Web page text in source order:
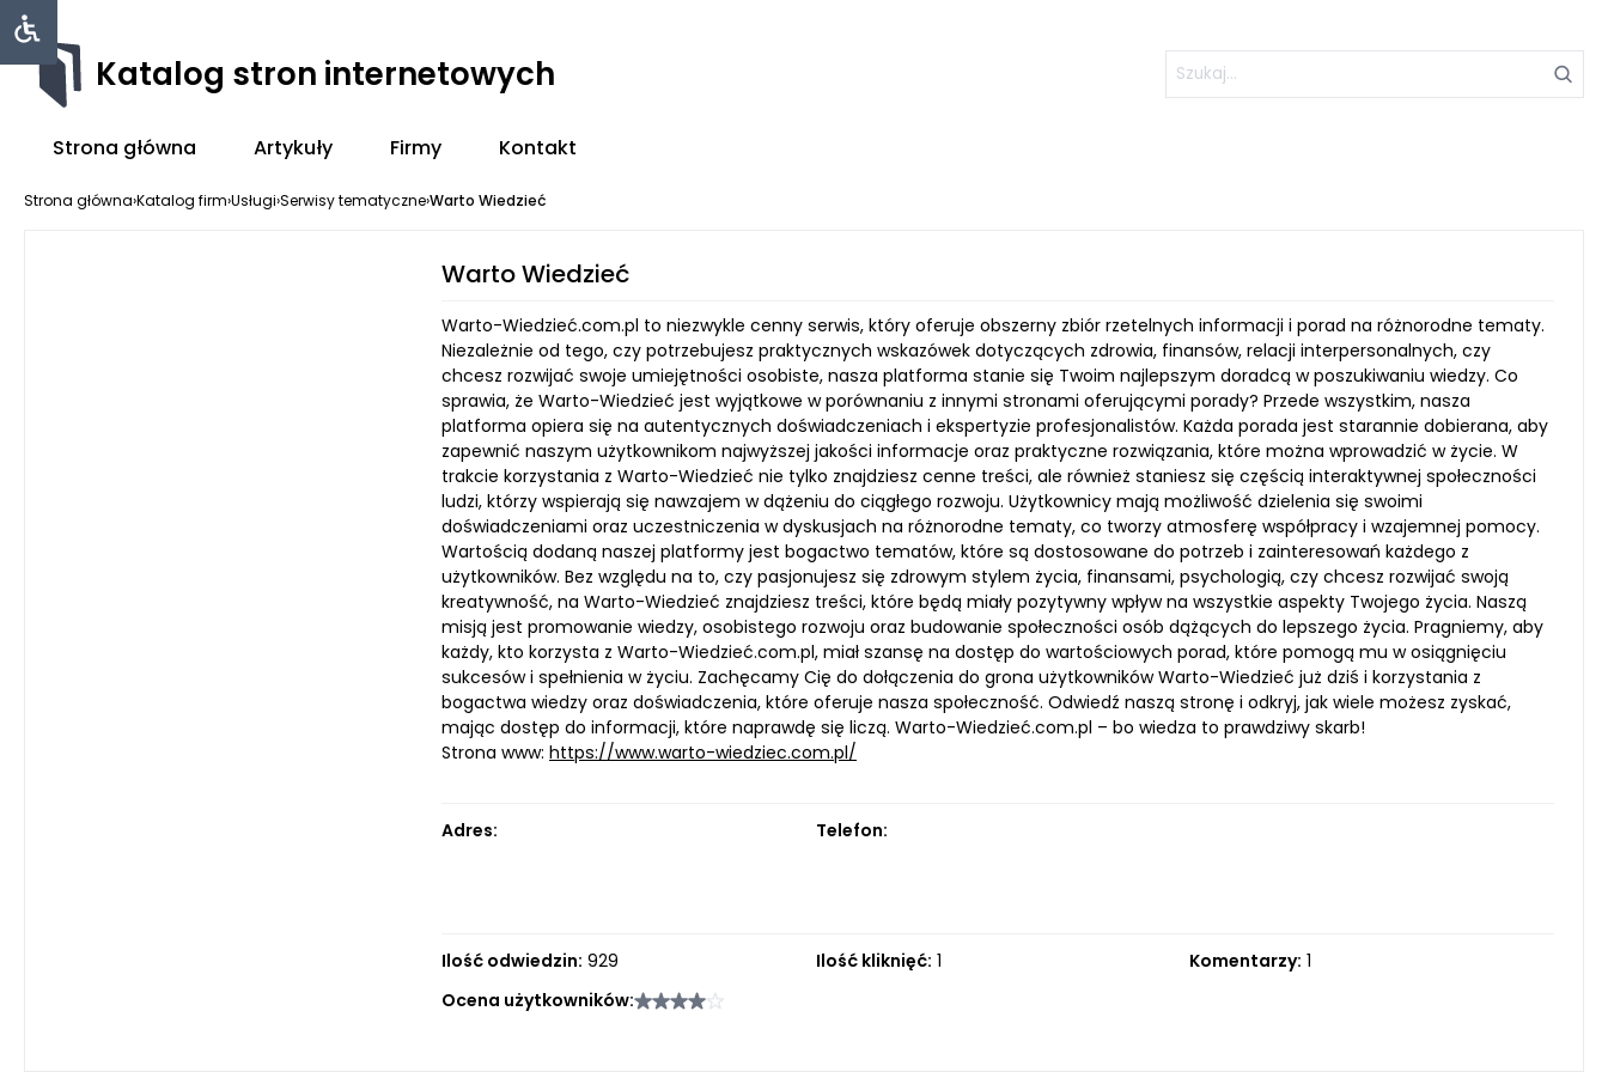
Katalog stron internetowych
Strona główna Artykuły Firmy Kontakt
Strona główna›Katalog firm›Usługi›Serwisy tematyczne›Warto Wiedzieć
Warto Wiedzieć
Warto-Wiedzieć.com.pl to niezwykle cenny serwis, który oferuje obszerny zbiór rzetelnych informacji i porad na różnorodne tematy.
Niezależnie od tego, czy potrzebujesz praktycznych wskazówek dotyczących zdrowia, finansów, relacji interpersonalnych, czy
chcesz rozwijać swoje umiejętności osobiste, nasza platforma stanie się Twoim najlepszym doradcą w poszukiwaniu wiedzy. Co
sprawia, że Warto-Wiedzieć jest wyjątkowe w porównaniu z innymi stronami oferującymi porady? Przede wszystkim, nasza
platforma opiera się na autentycznych doświadczeniach i ekspertyzie profesjonalistów. Każda porada jest starannie dobierana, aby
zapewnić naszym użytkownikom najwyższej jakości informacje oraz praktyczne rozwiązania, które można wprowadzić w życie. W
trakcie korzystania z Warto-Wiedzieć nie tylko znajdziesz cenne treści, ale również staniesz się częścią interaktywnej społeczności
ludzi, którzy wspierają się nawzajem w dążeniu do ciągłego rozwoju. Użytkownicy mają możliwość dzielenia się swoimi
doświadczeniami oraz uczestniczenia w dyskusjach na różnorodne tematy, co tworzy atmosferę współpracy i wzajemnej pomocy.
Wartością dodaną naszej platformy jest bogactwo tematów, które są dostosowane do potrzeb i zainteresowań każdego z
użytkowników. Bez względu na to, czy pasjonujesz się zdrowym stylem życia, finansami, psychologią, czy chcesz rozwijać swoją
kreatywność, na Warto-Wiedzieć znajdziesz treści, które będą miały pozytywny wpływ na wszystkie aspekty Twojego życia. Naszą
misją jest promowanie wiedzy, osobistego rozwoju oraz budowanie społeczności osób dążących do lepszego życia. Pragniemy, aby
każdy, kto korzysta z Warto-Wiedzieć.com.pl, miał szansę na dostęp do wartościowych porad, które pomogą mu w osiągnięciu
sukcesów i spełnienia w życiu. Zachęcamy Cię do dołączenia do grona użytkowników Warto-Wiedzieć już dziś i korzystania z
bogactwa wiedzy oraz doświadczenia, które oferuje nasza społeczność. Odwiedź naszą stronę i odkryj, jak wiele możesz zyskać,
mając dostęp do informacji, które naprawdę się liczą. Warto-Wiedzieć.com.pl – bo wiedza to prawdziwy skarb!
Strona www: https://www.warto-wiedziec.com.pl/
Adres: Telefon:
Ilość odwiedzin: 929 Ilość kliknięć: 1 Komentarzy: 1
Ocena użytkowników: